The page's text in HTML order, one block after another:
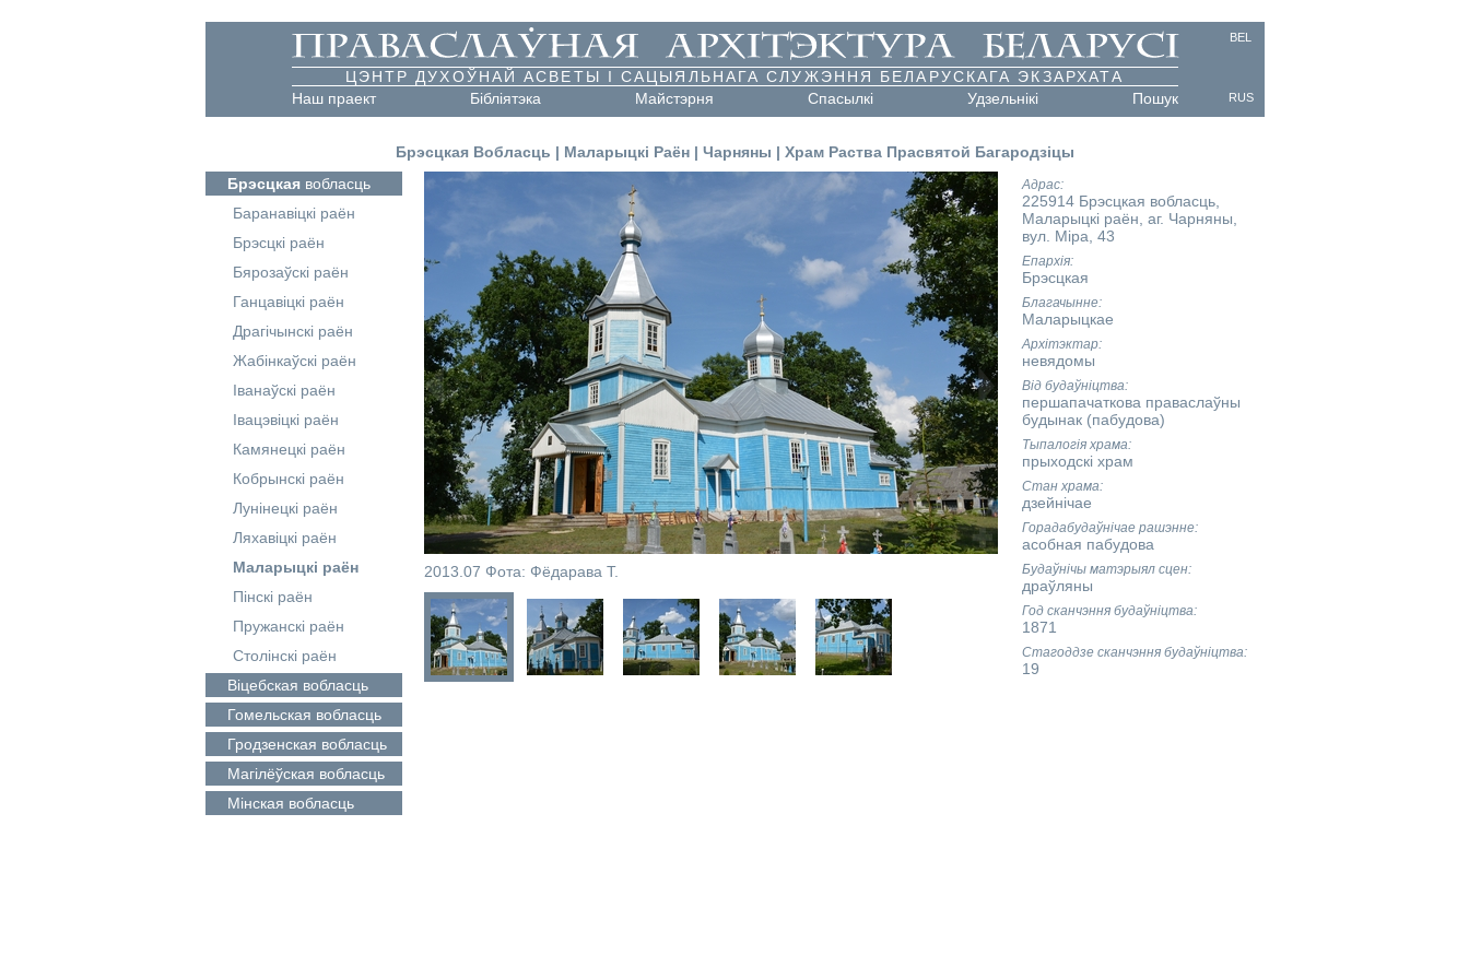
BEL
RUS
ЦЭНТР ДУХОЎНАЙ АСВЕТЫ І САЦЫЯЛЬНАГА СЛУЖЭННЯ БЕЛАРУСКАГА ЭКЗАРХАТА
Наш праект
Бібліятэка Майстэрня Cпасылкі Удзельнікі Пошук
Брэсцкая Вобласць | Маларыцкі Раён| Чарняны | Храм Раства Прасвятой Багародзіцы
Брэсцкаявобласць
Баранавіцкі раён
Брэсцкі раён
Бярозаўскі раён
Ганцавіцкі раён
Драгічынскі раён
Жабінкаўскі раён
Іванаўскі раён
Івацэвіцкі раён
Камянецкі раён
Кобрынскі раён
Лунінецкі раён
Ляхавіцкі раён
Маларыцкі раён
Пінскі раён
Пружанскі раён
Столінскі раён
Віцебская вобласць
Гомельская вобласць
Гродзенская вобласць
Магілёўская вобласць
Мінская вобласць
2013.07 Фота: Фёдарава Т.
Адрас
225914 Брэсцкая вобласць,
Маларыцкі раён, аг. Чарняны,
вул. Міра, 43
Епархія
Брэсцкая
Благачынне
Маларыцкае
Архітэктар
невядомы
Від будаўніцтва
першапачаткова праваслаўны
будынак (пабудова)
Тыпалогія храма
прыходскі храм
Стан храма
дзейнічае
Горадабудаўнічае рашэнне
асобная пабудова
Будаўнічы матэрыял сцен
драўляны
Год сканчэння будаўніцтва
1871
Стагоддзе сканчэння будаўніцтва
19